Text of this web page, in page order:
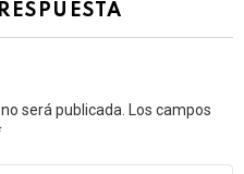
será publicada.
Los campos